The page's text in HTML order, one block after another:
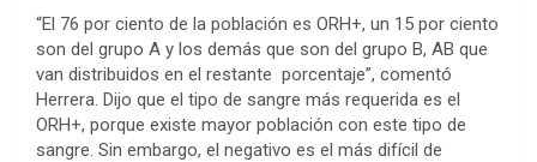
“El 76 por ciento de la población es ORH+, un 15 por ciento
son del grupo A y los demás que son del grupo B, AB que
van distribuidos en el restante porcentaje”, comentó
Herrera. Dijo que el tipo de sangre más requerida es el
ORH+, porque existe mayor población con este tipo de
sangre. Sin embargo, el negativo es el más difícil de